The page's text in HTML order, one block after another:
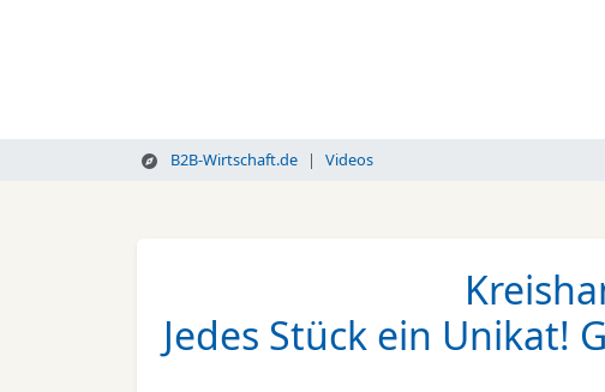
B2B-Wirtschaft.de Videos
Jedes Stück ein Unikat!